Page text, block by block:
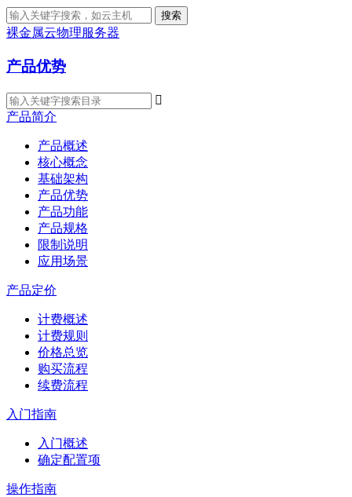
搜索
裸金属云物理服务器
产品优势

产品简介
产品概述
核心概念
基础架构
产品优势
产品功能
产品规格
限制说明
应用场景
产品定价
计费概述
计费规则
价格总览
购买流程
续费流程
入门指南
入门概述
确定配置项
操作指南